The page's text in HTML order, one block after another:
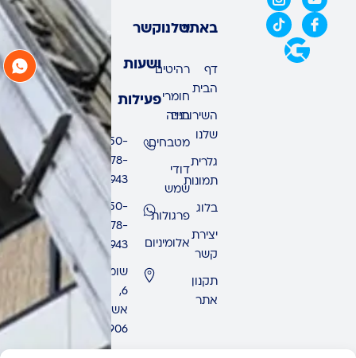
באתר
דף
הבית
השירותים
שלנו
גלרית
תמונות
בלוג
יצירת
קשר
תקנון
אתר
שלנו
רהיטים
חומרי
בנייה
מטבחים
דודי
שמש
פרגולות
אלומיניום
קשר
ושעות
פעילות
050-
678-
9943
050-
678-
9943
שומרון
6,
אשדוד,
7771906